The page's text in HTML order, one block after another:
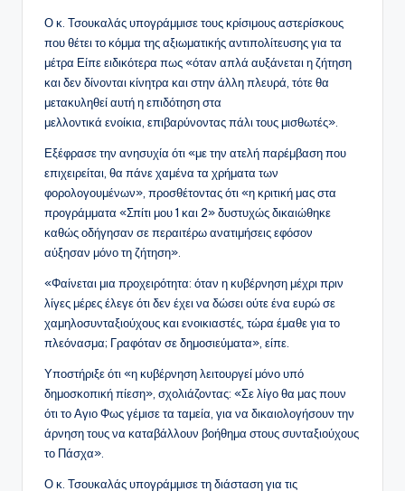
Ο κ. Τσουκαλάς υπογράμμισε τους κρίσιμους αστερίσκους
που θέτει το κόμμα της αξιωματικής αντιπολίτευσης για τα
μέτρα Είπε ειδικότερα πως «όταν απλά αυξάνεται η ζήτηση
και δεν δίνονται κίνητρα και στην άλλη πλευρά, τότε θα
μετακυληθεί αυτή η επιδότηση στα
μελλοντικά ενοίκια, επιβαρύνοντας πάλι τους μισθωτές».
Εξέφρασε την ανησυχία ότι «με την ατελή παρέμβαση που
επιχειρείται, θα πάνε χαμένα τα χρήματα των
φορολογουμένων», προσθέτοντας ότι «η κριτική μας στα
προγράμματα «Σπίτι μου 1 και 2» δυστυχώς δικαιώθηκε
καθώς οδήγησαν σε περαιτέρω ανατιμήσεις εφόσον
αύξησαν μόνο τη ζήτηση».
«Φαίνεται μια προχειρότητα: όταν η κυβέρνηση μέχρι πριν
λίγες μέρες έλεγε ότι δεν έχει να δώσει ούτε ένα ευρώ σε
χαμηλοσυνταξιούχους και ενοικιαστές, τώρα έμαθε για το
πλεόνασμα; Γραφόταν σε δημοσιεύματα», είπε.
Υποστήριξε ότι «η κυβέρνηση λειτουργεί μόνο υπό
δημοσκοπική πίεση», σχολιάζοντας: «Σε λίγο θα μας πουν
ότι το Αγιο Φως γέμισε τα ταμεία, για να δικαιολογήσουν την
άρνηση τους να καταβάλλουν βοήθημα στους συνταξιούχους
το Πάσχα».
Ο κ. Τσουκαλάς υπογράμμισε τη διάσταση για τις